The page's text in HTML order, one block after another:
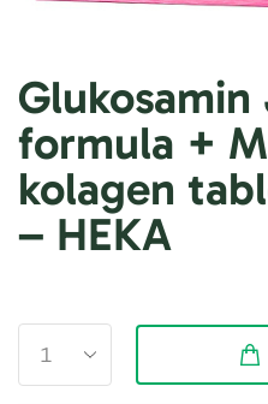
formula +
kolagen
– HEKA